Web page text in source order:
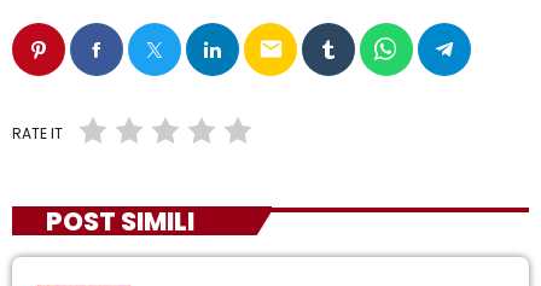
email
RATE IT
POST SIMILI